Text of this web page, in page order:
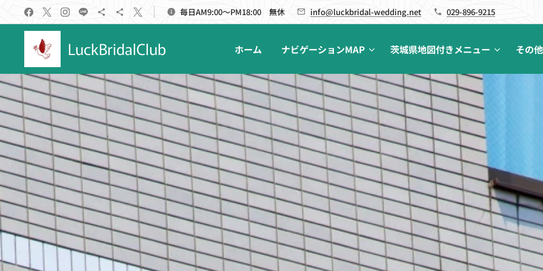
毎日AM9:00～PM18:00 無休 info@luckbridal-wedding.net 029-896-9215
LuckBridalClub ホーム ナビゲーションMAP 茨城県地図付きメニュー その他